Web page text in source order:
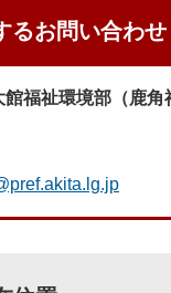
るお問い合わせ
福祉環境部（鹿角